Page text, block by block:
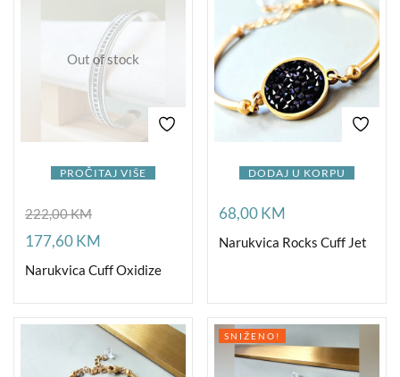
Out of stock
PROČITAJ VIŠE
222,00KM
177,60KM
Narukvica Cuff Oxidize
DODAJ U KORPU
68,00KM
Narukvica Rocks Cuff Jet
SNIŽENO!
Remember me Lost password?
LOG IN
CREATE AN ACCOUNT